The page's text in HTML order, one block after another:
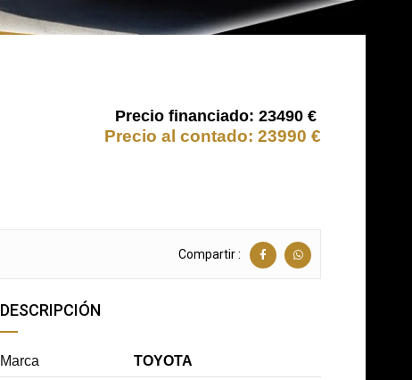
23490 €
23990 €
Compartir :
DESCRIPCIÓN
Marca TOYOTA